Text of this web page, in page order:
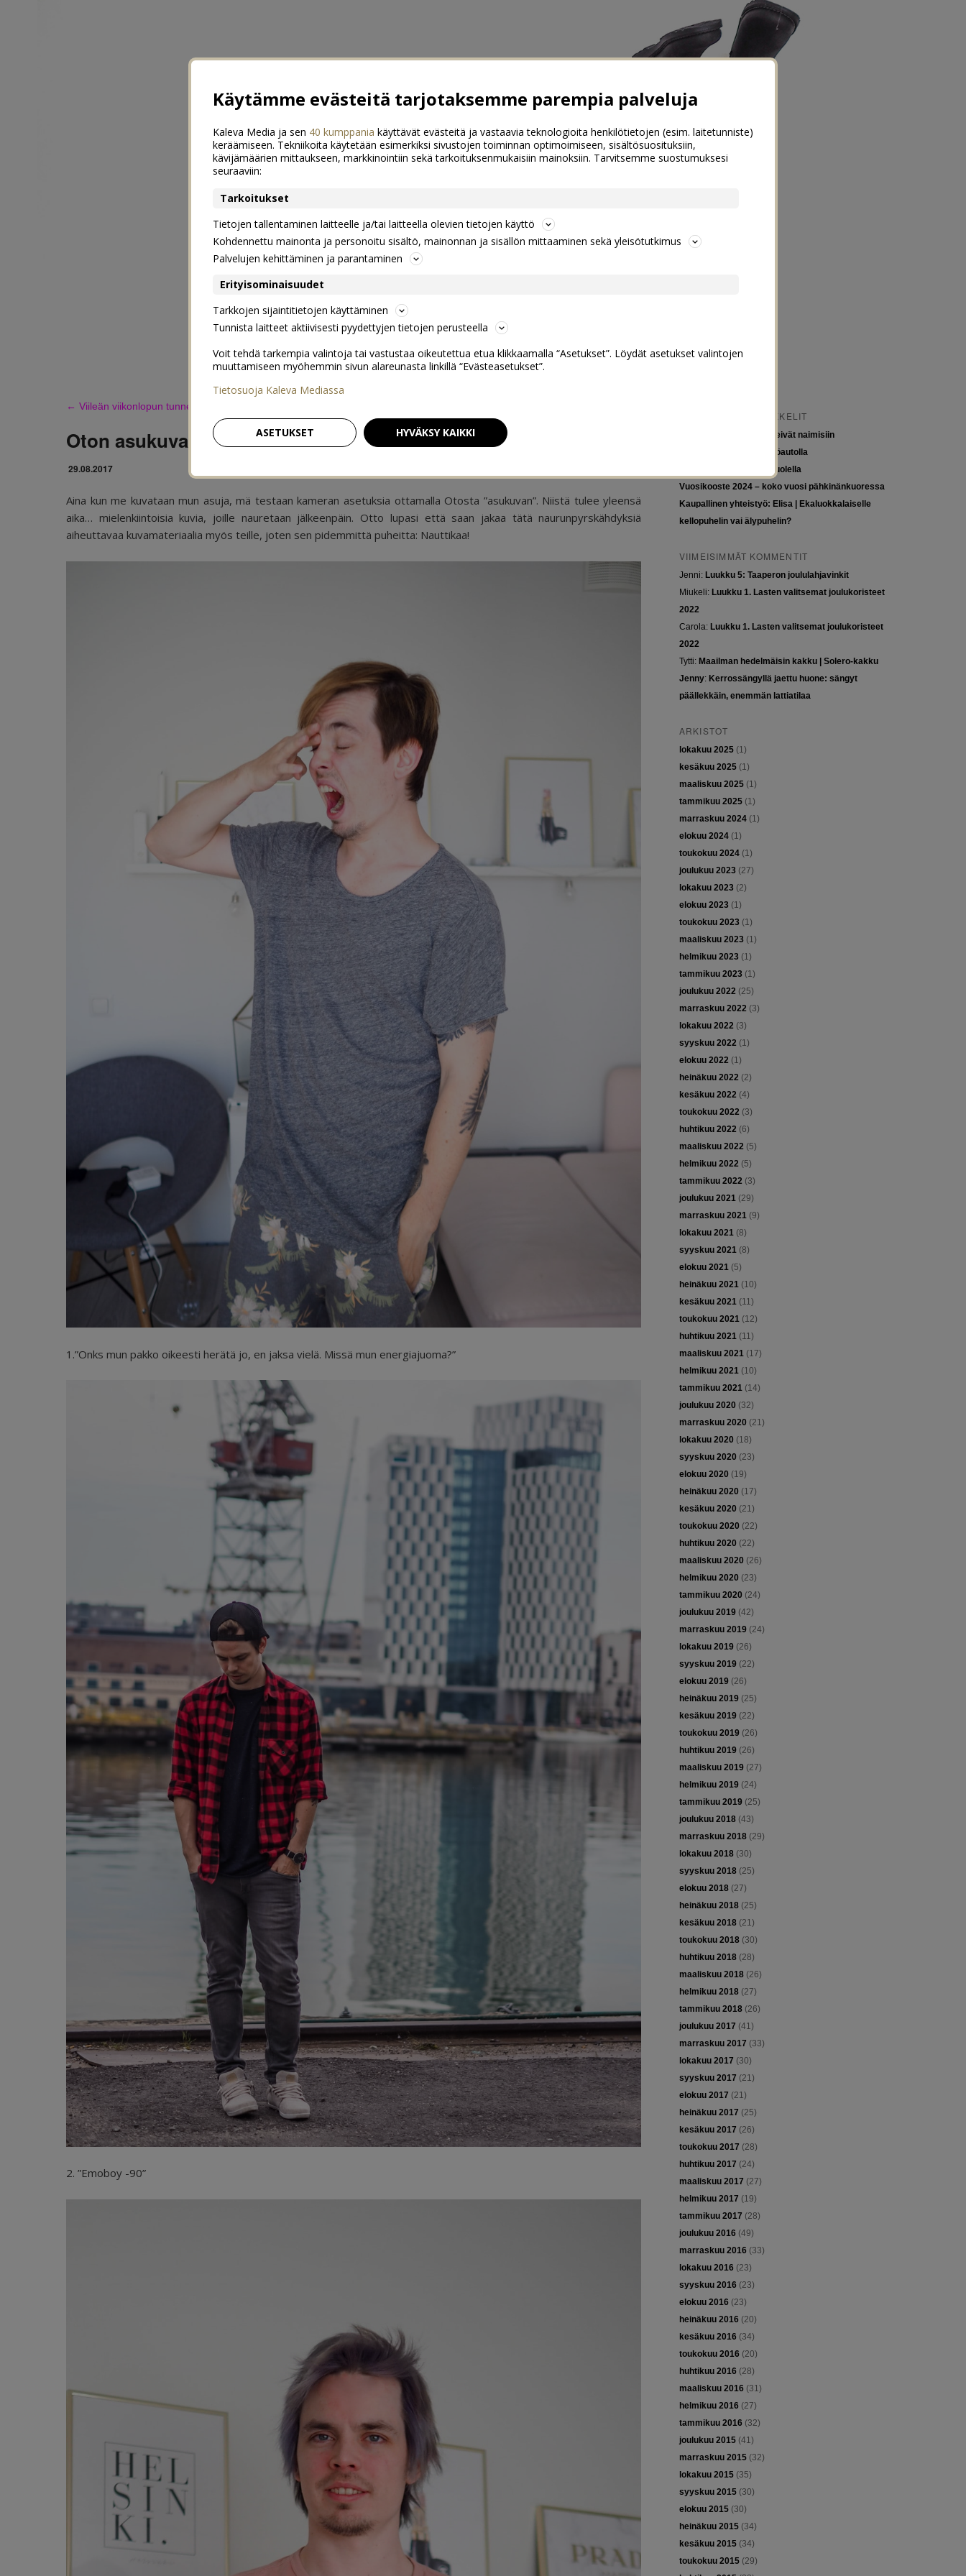
← Viileän viikonlopun tunnelmia
Oton asukuvat x10
29.08.2017
Aina kun me kuvataan mun asuja, mä testaan kameran asetuksia ottamalla Otosta ”asukuvan”. Niistä tulee yleensä
aika… mielenkiintoisia kuvia, joille nauretaan jälkeenpäin. Otto lupasi että saan jakaa tätä naurunpyrskähdyksiä
aiheuttavaa kuvamateriaalia myös teille, joten sen pidemmittä puheitta: Nauttikaa!
1.”Onks mun pakko oikeesti herätä jo, en jaksa vielä. Missä mun energiajuoma?”
2. ”Emoboy -90”
VIIMEISIMMÄT ARTIKKELIT
Tytöt kuuluvat kouluun, eivät naimisiin
Euroopan roadtrip sähköautolla
Tyttöjen ja tasa-arvon puolella
Vuosikooste 2024 – koko vuosi pähkinänkuoressa
Kaupallinen yhteistyö: Elisa | Ekaluokkalaiselle
kellopuhelin vai älypuhelin?
VIIMEISIMMÄT KOMMENTIT
Jenni: Luukku 5: Taaperon joululahjavinkit
Miukeli: Luukku 1. Lasten valitsemat joulukoristeet
2022
Carola: Luukku 1. Lasten valitsemat joulukoristeet
2022
Tytti: Maailman hedelmäisin kakku | Solero-kakku
Jenny: Kerrossängyllä jaettu huone: sängyt
päällekkäin, enemmän lattiatilaa
ARKISTOT
lokakuu 2025(1)
kesäkuu 2025(1)
maaliskuu 2025(1)
tammikuu 2025(1)
marraskuu 2024(1)
elokuu 2024(1)
toukokuu 2024(1)
joulukuu 2023(27)
lokakuu 2023(2)
elokuu 2023(1)
toukokuu 2023(1)
maaliskuu 2023(1)
helmikuu 2023(1)
tammikuu 2023(1)
joulukuu 2022(25)
marraskuu 2022(3)
lokakuu 2022(3)
syyskuu 2022(1)
elokuu 2022(1)
heinäkuu 2022(2)
kesäkuu 2022(4)
toukokuu 2022(3)
huhtikuu 2022(6)
maaliskuu 2022(5)
helmikuu 2022(5)
tammikuu 2022(3)
joulukuu 2021(29)
marraskuu 2021(9)
lokakuu 2021(8)
syyskuu 2021(8)
elokuu 2021(5)
heinäkuu 2021(10)
kesäkuu 2021(11)
toukokuu 2021(12)
huhtikuu 2021(11)
maaliskuu 2021(17)
helmikuu 2021(10)
tammikuu 2021(14)
joulukuu 2020 (32)
marraskuu 2020 (21)
lokakuu 2020 (18)
syyskuu 2020 (23)
elokuu 2020 (19)
heinäkuu 2020 (17)
kesäkuu 2020 (21)
toukokuu 2020 (22)
huhtikuu 2020 (22)
maaliskuu 2020 (26)
helmikuu 2020 (23)
tammikuu 2020 (24)
joulukuu 2019(42)
marraskuu 2019(24)
lokakuu 2019(26)
syyskuu 2019(22)
elokuu 2019(26)
heinäkuu 2019(25)
kesäkuu 2019(22)
toukokuu 2019(26)
huhtikuu 2019(26)
maaliskuu 2019(27)
helmikuu 2019(24)
tammikuu 2019(25)
joulukuu 2018(43)
marraskuu 2018(29)
lokakuu 2018(30)
syyskuu 2018(25)
elokuu 2018(27)
heinäkuu 2018(25)
kesäkuu 2018(21)
toukokuu 2018(30)
huhtikuu 2018(28)
maaliskuu 2018(26)
helmikuu 2018(27)
tammikuu 2018(26)
joulukuu 2017 (41)
marraskuu 2017 (33)
lokakuu 2017 (30)
syyskuu 2017 (21)
elokuu 2017 (21)
heinäkuu 2017 (25)
kesäkuu 2017 (26)
toukokuu 2017 (28)
huhtikuu 2017 (24)
maaliskuu 2017 (27)
helmikuu 2017 (19)
tammikuu 2017 (28)
joulukuu 2016 (49)
marraskuu 2016 (33)
lokakuu 2016 (23)
syyskuu 2016 (23)
elokuu 2016 (23)
heinäkuu 2016 (20)
kesäkuu 2016 (34)
toukokuu 2016 (20)
huhtikuu 2016 (28)
maaliskuu 2016 (31)
helmikuu 2016 (27)
tammikuu 2016 (32)
joulukuu 2015(41)
marraskuu 2015(32)
lokakuu 2015(35)
syyskuu 2015(30)
elokuu 2015(30)
heinäkuu 2015(34)
kesäkuu 2015(34)
toukokuu 2015(29)
Käytämme evästeitä tarjotaksemme parempia palveluja
Kaleva Media ja sen 40 kumppania käyttävät evästeitä ja vastaavia teknologioita henkilötietojen (esim. laitetunniste)
keräämiseen. Tekniikoita käytetään esimerkiksi sivustojen toiminnan optimoimiseen, sisältösuosituksiin,
kävijämäärien mittaukseen, markkinointiin sekä tarkoituksenmukaisiin mainoksiin. Tarvitsemme suostumuksesi
seuraaviin:
Tarkoitukset
Tietojen tallentaminen laitteelle ja/tai laitteella olevien tietojen käyttö
Kohdennettu mainonta ja personoitu sisältö, mainonnan ja sisällön mittaaminen sekä yleisötutkimus
Palvelujen kehittäminen ja parantaminen
Erityisominaisuudet
Tarkkojen sijaintitietojen käyttäminen
Tunnista laitteet aktiivisesti pyydettyjen tietojen perusteella
Voit tehdä tarkempia valintoja tai vastustaa oikeutettua etua klikkaamalla “Asetukset”. Löydät asetukset valintojen
muuttamiseen myöhemmin sivun alareunasta linkillä “Evästeasetukset”.
Tietosuoja Kaleva Mediassa
ASETUKSET HYVÄKSY KAIKKI